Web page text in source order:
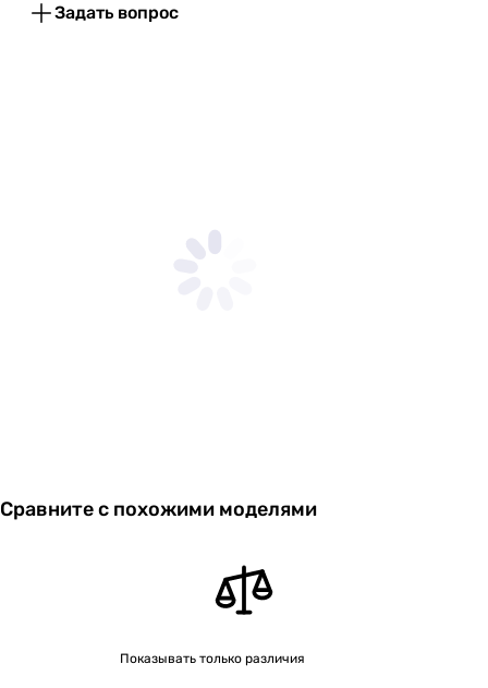
Задать вопрос
Сравните с похожими моделями
Показывать только различия